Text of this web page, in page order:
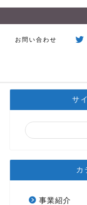
お問い合わせ
サ
カ
事業紹介